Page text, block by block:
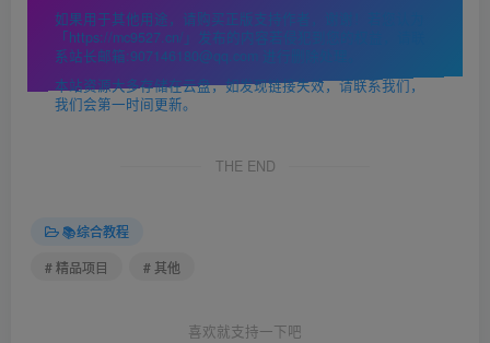
如果用于其他用途，请购买正版支持作者，谢谢！若您认为
「https://mc9527.cn/」发布的内容若侵犯到您的权益，请联
系站长邮箱:907146180@qq.com 进行删除处理。
本站资源大多存储在云盘，如发现链接失效，请联系我们，
我们会第一时间更新。
THE END
📚综合教程
# 精品项目
# 其他
喜欢就支持一下吧